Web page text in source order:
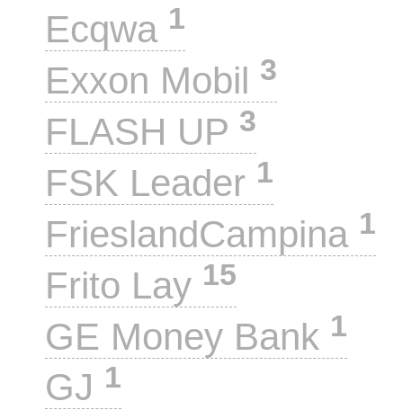
Ecqwa 1
Exxon Mobil 3
FLASH UP 3
FSK Leader 1
FrieslandCampina 1
Frito Lay 15
GE Money Bank 1
GJ 1